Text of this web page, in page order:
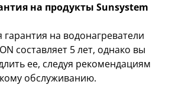
на продукты Sunsystem
гарантия на водонагреватели
составляет 5 лет, однако вы
ее, следуя рекомендациям
обслуживанию.